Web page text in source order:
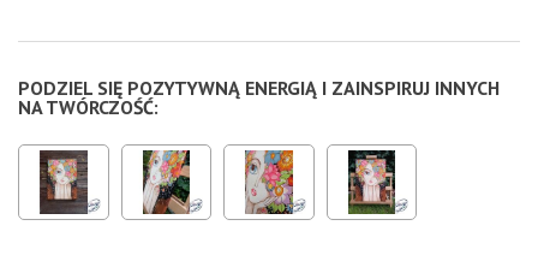
PODZIEL SIĘ POZYTYWNĄ ENERGIĄ I ZAINSPIRUJ INNYCH
NA TWÓRCZOŚĆ: